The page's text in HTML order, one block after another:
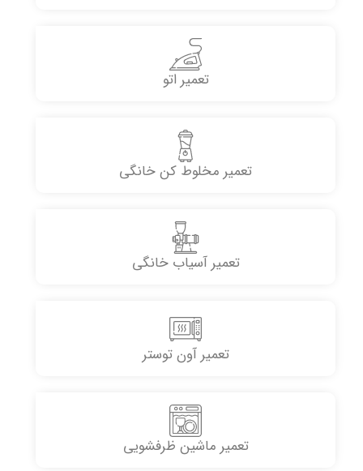
تعمیر اتو
تعمیر مخلوط کن خانگی
تعمیر آسیاب خانگی
تعمیر آون توستر
تعمیر ماشین ظرفشویی